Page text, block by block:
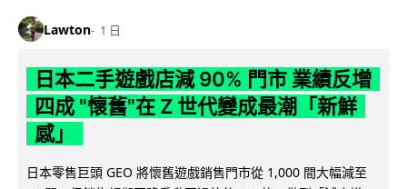
Lawton 1 日
日本二手遊戲店減 90% 門市 業績反增
四成 "懷舊"在 Z 世代變成最潮「新鮮
感」
日本零售巨頭 GEO 將懷舊遊戲銷售門市從 1,000 間大幅減至